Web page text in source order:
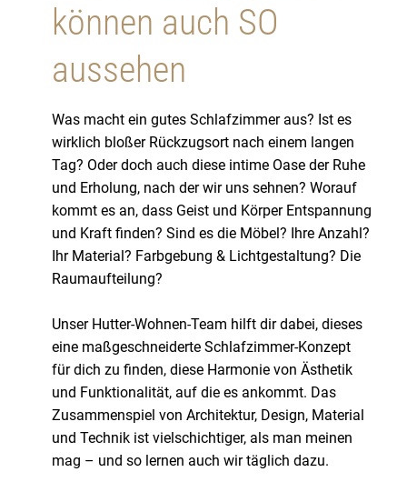
können auch SO
aussehen
Was macht ein gutes Schlafzimmer aus? Ist es
wirklich bloßer Rückzugsort nach einem langen
Tag? Oder doch auch diese intime Oase der Ruhe
und Erholung, nach der wir uns sehnen? Worauf
kommt es an, dass Geist und Körper Entspannung
und Kraft finden? Sind es die Möbel? Ihre Anzahl?
Ihr Material? Farbgebung & Lichtgestaltung? Die
Raumaufteilung?
Unser Hutter-Wohnen-Team hilft dir dabei, dieses
eine maßgeschneiderte Schlafzimmer-Konzept
für dich zu finden, diese Harmonie von Ästhetik
und Funktionalität, auf die es ankommt. Das
Zusammenspiel von Architektur, Design, Material
und Technik ist vielschichtiger, als man meinen
mag – und so lernen auch wir täglich dazu.